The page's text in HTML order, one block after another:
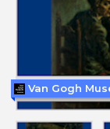
Van Gogh